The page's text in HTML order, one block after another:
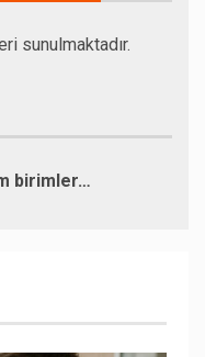
sunulmaktadır.
birimler…